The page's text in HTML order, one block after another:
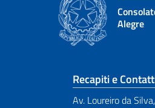
Alegre
Recapiti e
Av. Loureiro da